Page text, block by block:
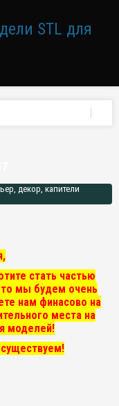
декор, капители
стать частью
то мы будем очень
нам финасово на
места на
моделей!